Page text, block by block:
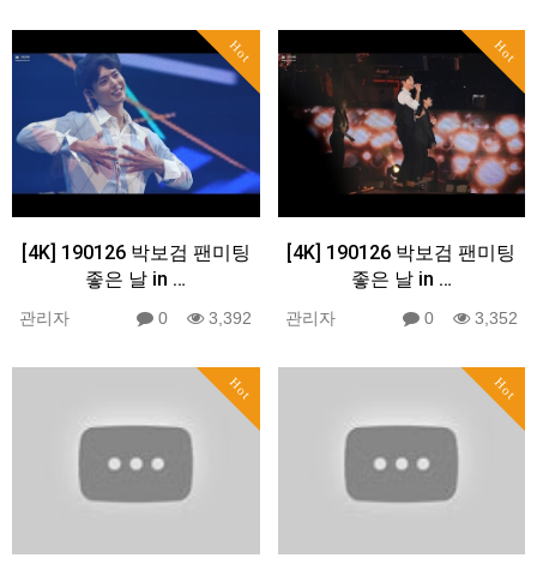
Hot
[4K] 190126 박보검 팬미팅
좋은 날 in …
관리자 0 3,392
Hot
[4K] 190126 박보검 팬미팅
좋은 날 in …
관리자 0 3,352
Hot Hot